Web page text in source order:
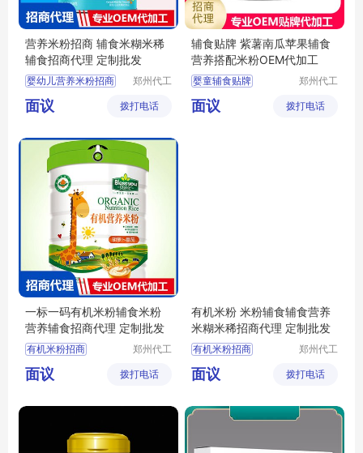
营养米粉招商 辅食米糊米稀
辅食招商代理 定制批发
婴幼儿营养米粉招商
婴幼儿营养米粉代理
婴幼儿营养米粉批发
宝宝辅食批发
郑州代工
技有限公
面议 拨打电话
辅食贴牌 紫薯南瓜苹果辅食
营养搭配米粉OEM代加工
婴童辅食贴牌
婴童辅食代工
米粉OEM
郑州代工
技有限公
面议 拨打电话
一标一码有机米粉辅食米粉
营养辅食招商代理 定制批发
有机米粉招商
有机米粉代理
婴幼儿辅食定制
营养辅食招商
郑州代工
技有限公
面议 拨打电话
有机米粉 米粉辅食辅食营养
米糊米稀招商代理 定制批发
有机米粉招商
有机米粉代理
宝宝米粉定制
宝宝辅食代理
郑州代工
技有限公
面议 拨打电话